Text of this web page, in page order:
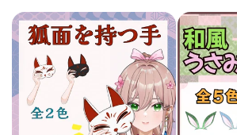
常
価
格
常
価
格